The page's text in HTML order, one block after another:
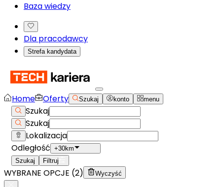
Baza wiedzy
Dla pracodawcy
Strefa kandydata
Home Oferty Szukaj konto menu
Szukaj
Szukaj
Lokalizacja
Odległość +30km
Szukaj
Filtruj
WYBRANE OPCJE (2) Wyczyść